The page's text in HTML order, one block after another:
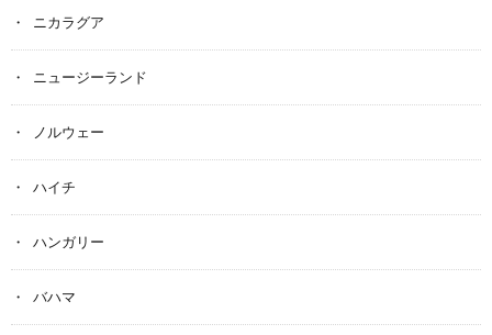
ニカラグア
ニュージーランド
ノルウェー
ハイチ
ハンガリー
バハマ